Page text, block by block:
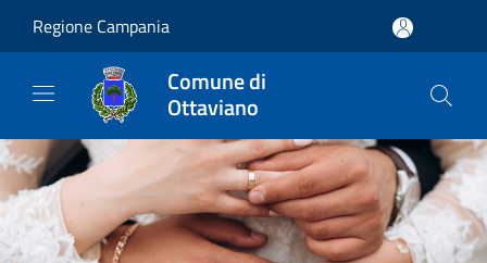
Regione Campania
Comune di
Ottaviano